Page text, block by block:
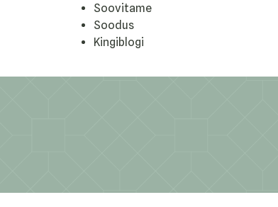
Soovitame
Soodus
Kingiblogi